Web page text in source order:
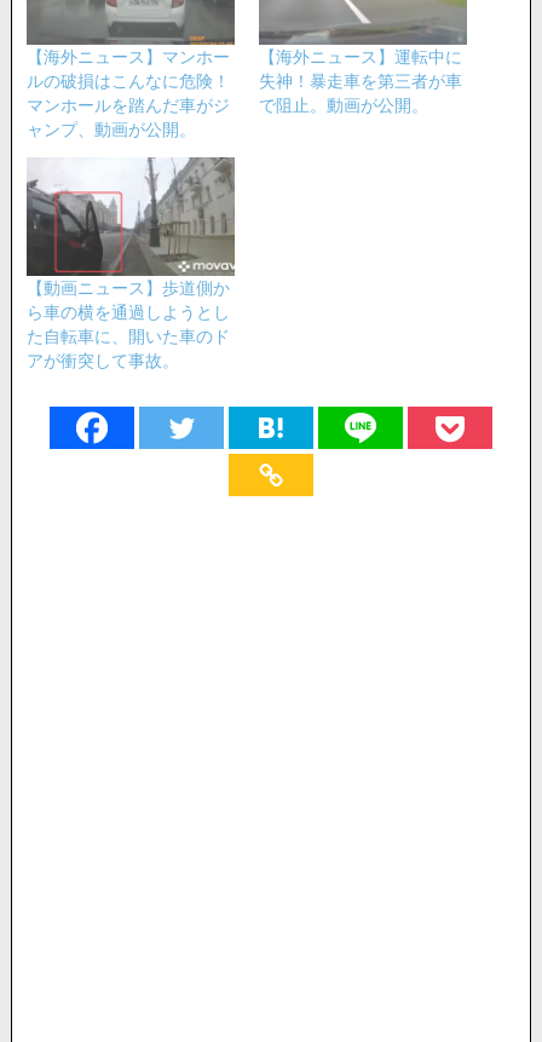
【海外ニュース】マンホー
ルの破損はこんなに危険！
マンホールを踏んだ車がジ
ャンプ、動画が公開。
【海外ニュース】運転中に
失神！暴走車を第三者が車
で阻止。動画が公開。
【動画ニュース】歩道側か
ら車の横を通過しようとし
た自転車に、開いた車のド
アが衝突して事故。